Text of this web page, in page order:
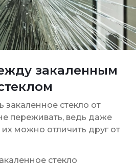
закаленным
закаленное стекло от
переживать, ведь даже
можно отличить друг от
стекло